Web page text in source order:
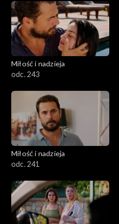
Miłość i nadzieja
odc. 243
Miłość i nadzieja
odc. 241